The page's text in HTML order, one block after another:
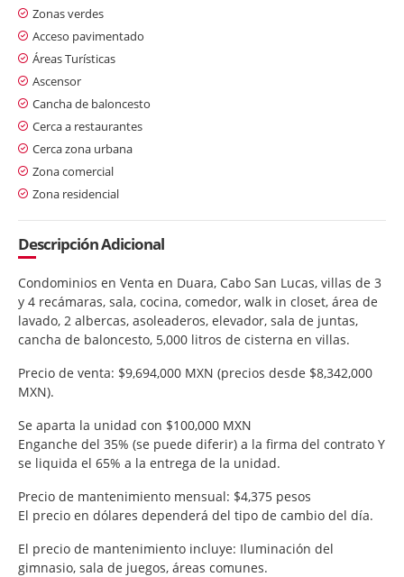
Zonas verdes
Acceso pavimentado
Áreas Turísticas
Ascensor
Cancha de baloncesto
Cerca a restaurantes
Cerca zona urbana
Zona comercial
Zona residencial
Descripción Adicional
Condominios en Venta en Duara, Cabo San Lucas, villas de 3
y 4 recámaras, sala, cocina, comedor, walk in closet, área de
lavado, 2 albercas, asoleaderos, elevador, sala de juntas,
cancha de baloncesto, 5,000 litros de cisterna en villas.
Precio de venta: $9,694,000 MXN (precios desde $8,342,000
MXN).
Se aparta la unidad con $100,000 MXN
Enganche del 35% (se puede diferir) a la firma del contrato Y
se liquida el 65% a la entrega de la unidad.
Precio de mantenimiento mensual: $4,375 pesos
El precio en dólares dependerá del tipo de cambio del día.
El precio de mantenimiento incluye: Iluminación del
gimnasio, sala de juegos, áreas comunes.